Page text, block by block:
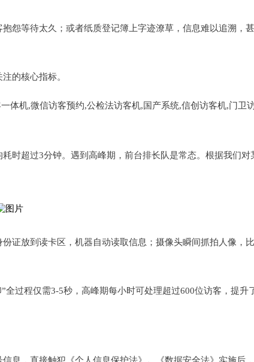
怨等待太久；或者纸质登记簿上字迹潦草，信息难以追溯，
的核心指标。
时超过3分钟。遇到高峰期，前台排长队是常态。根据我们
证放到读卡区，机器自动读取信息；摄像头瞬间抓拍人像，
过程仅需3-5秒，高峰期每小时可处理超过600位访客，提